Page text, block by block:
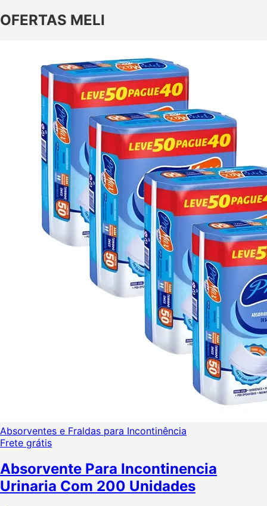
OFERTAS MELI
Absorventes e Fraldas para Incontinência
Frete grátis
Absorvente Para Incontinencia
Urinaria Com 200 Unidades